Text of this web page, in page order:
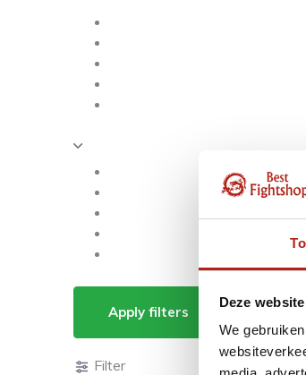
Deze
We
Apply filters
Producten
Filter